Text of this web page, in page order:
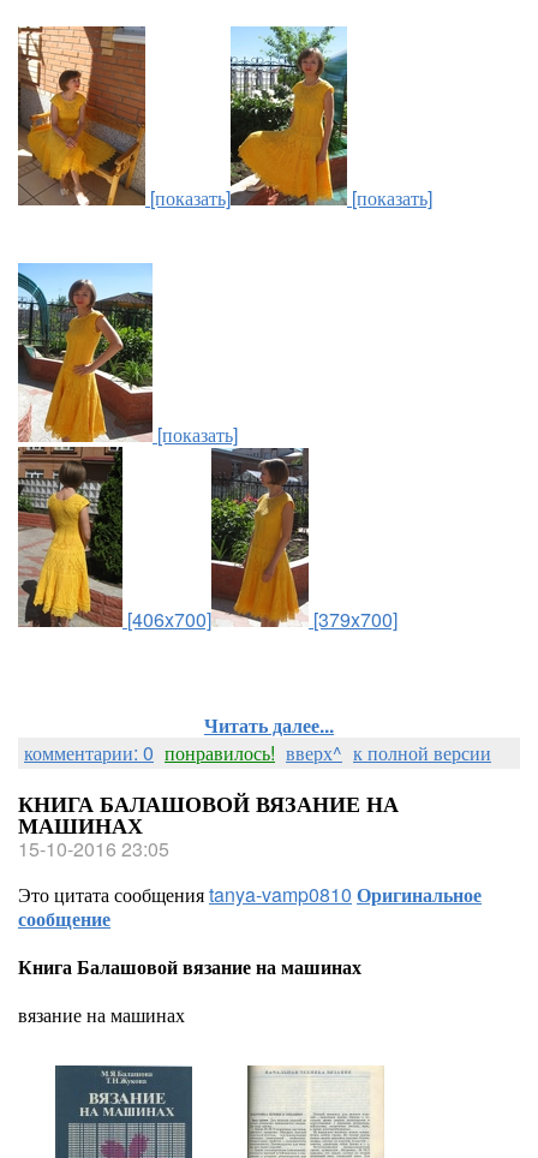
[показать] [показать]
[показать]
[406x700] [379x700]
Читать далее...
комментарии: 0 понравилось! вверх^ к полной версии
КНИГА БАЛАШОВОЙ ВЯЗАНИЕ НА
МАШИНАХ
15-10-2016 23:05
Это цитата сообщенияtanya-vamp0810 Оригинальное
сообщение
Книга Балашовой вязание на машинах
вязание на машинах